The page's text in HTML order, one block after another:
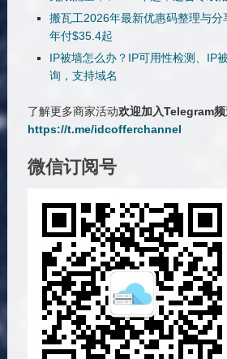
搬瓦工2026年最新优惠码整理与分
年付$35.4起
IP被墙怎么办？IP可用性检测、IP
询，支持域名
了解更多商家活动欢迎加入Telegram频
https://t.me/idcofferchannel
微信订阅号